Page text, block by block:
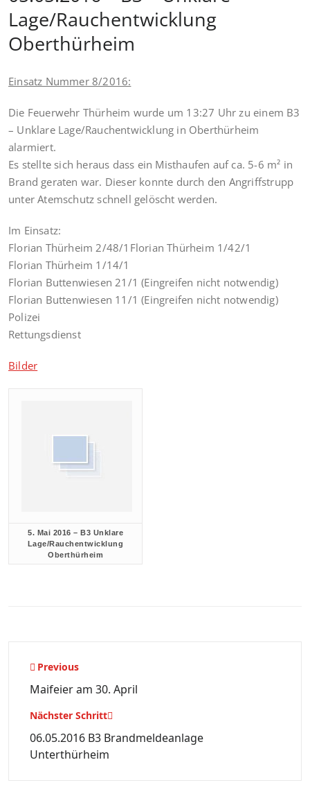
Lage/Rauchentwicklung
Oberthürheim
Einsatz Nummer 8/2016:
Die Feuerwehr Thürheim wurde um 13:27 Uhr zu einem B3
– Unklare Lage/Rauchentwicklung in Oberthürheim
alarmiert.
Es stellte sich heraus dass ein Misthaufen auf ca. 5-6 m² in
Brand geraten war. Dieser konnte durch den Angriffstrupp
unter Atemschutz schnell gelöscht werden.
Im Einsatz:
Florian Thürheim 2/48/1Florian Thürheim 1/42/1
Florian Thürheim 1/14/1
Florian Buttenwiesen 21/1 (Eingreifen nicht notwendig)
Florian Buttenwiesen 11/1 (Eingreifen nicht notwendig)
Polizei
Rettungsdienst
Bilder
5. Mai 2016 – B3 Unklare
Lage/Rauchentwicklung
Oberthürheim
Beitragsnavigation
Previous
Maifeier am 30. April
Nächster Schritt
06.05.2016 B3 Brandmeldeanlage
Unterthürheim